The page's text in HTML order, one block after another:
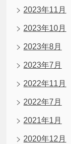
2023年11月
2023年10月
2023年8月
2023年7月
2022年11月
2022年7月
2021年1月
2020年12月